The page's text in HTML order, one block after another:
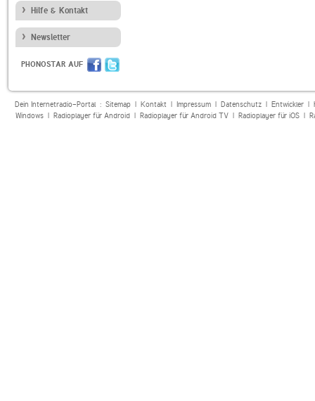
Hilfe & Kontakt
Newsletter
PHONOSTAR AUF
Dein Internetradio-Portal : Sitemap| Kontakt| Impressum| Datenschutz| Entwickler|
Windows| Radioplayer für Android| Radioplayer für Android TV| Radioplayer für iOS|